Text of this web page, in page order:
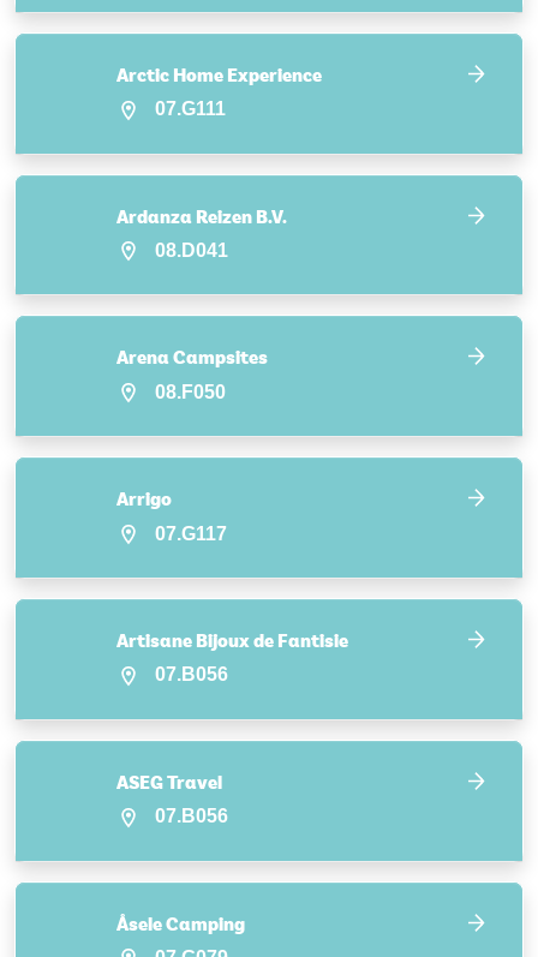
Arctic Home Experience
07.G111
Ardanza Reizen B.V.
08.D041
Arena Campsites
08.F050
Arrigo
07.G117
Artisane Bijoux de Fantisie
07.B056
ASEG Travel
07.B056
Åsele Camping